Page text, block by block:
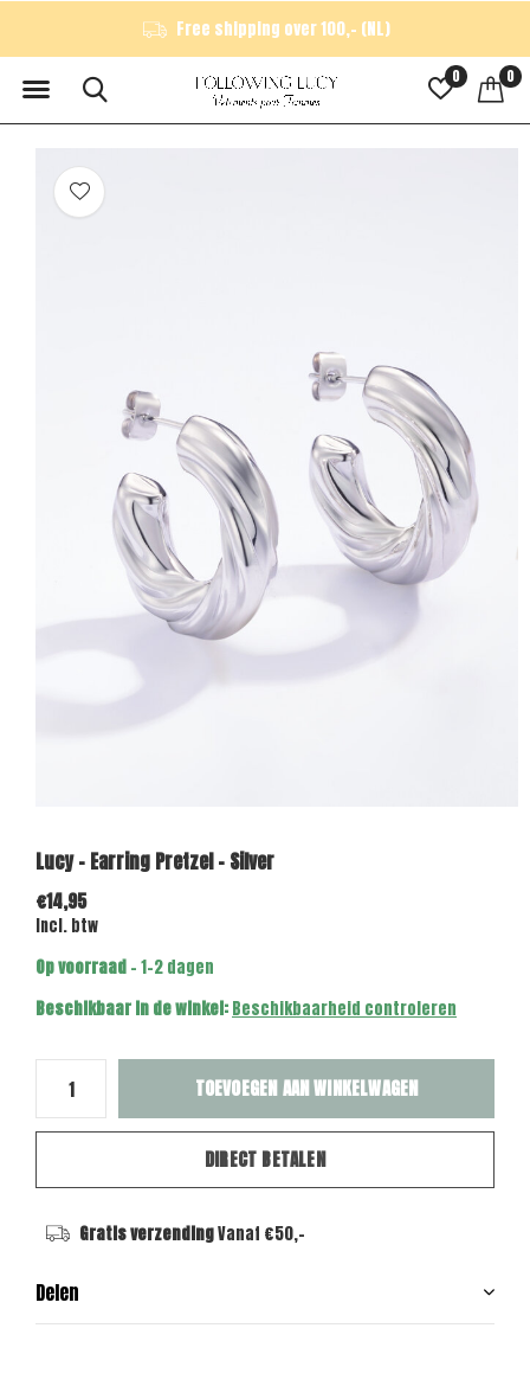
0 0
Free shipping over 100,- (NL)
Lucy - Earring Pretzel - Silver
€14,95
Incl. btw
Op voorraad- 1-2 dagen
Beschikbaar in de winkel:Beschikbaarheid controleren
TOEVOEGEN AAN WINKELWAGEN
DIRECT BETALEN
Gratis verzendingVanaf €50,-
Delen